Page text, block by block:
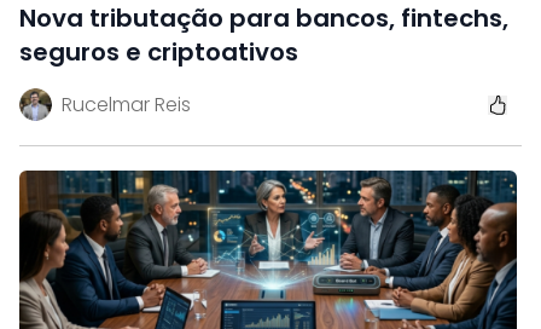
Nova tributação para bancos, fintechs,
seguros e criptoativos
Rucelmar Reis